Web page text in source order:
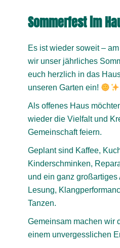
Sommerfest im
Es ist wieder soweit –
wir unser jährliches
euch herzlich in das
unseren Garten ein!
Als offenes Haus
wieder die Vielfalt und
Gemeinschaft feiern.
Geplant sind Kaffee,
Kinderschminken,
und ein ganz
Lesung,
Tanzen.
Gemeinsam machen wir
einem unvergesslichen